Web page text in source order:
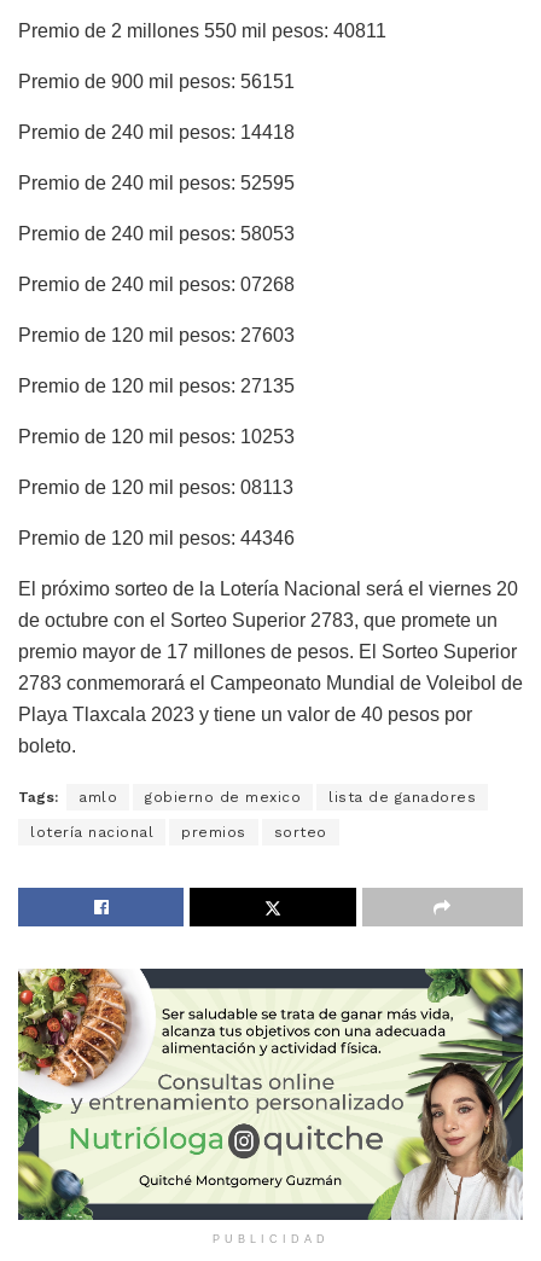
Premio de 2 millones 550 mil pesos: 40811
Premio de 900 mil pesos: 56151
Premio de 240 mil pesos: 14418
Premio de 240 mil pesos: 52595
Premio de 240 mil pesos: 58053
Premio de 240 mil pesos: 07268
Premio de 120 mil pesos: 27603
Premio de 120 mil pesos: 27135
Premio de 120 mil pesos: 10253
Premio de 120 mil pesos: 08113
Premio de 120 mil pesos: 44346
El próximo sorteo de la Lotería Nacional será el viernes 20
de octubre con el Sorteo Superior 2783, que promete un
premio mayor de 17 millones de pesos. El Sorteo Superior
2783 conmemorará el Campeonato Mundial de Voleibol de
Playa Tlaxcala 2023 y tiene un valor de 40 pesos por
boleto.
Tags: amlo gobierno de mexico lista de ganadores
lotería nacional premios sorteo
PUBLICIDAD